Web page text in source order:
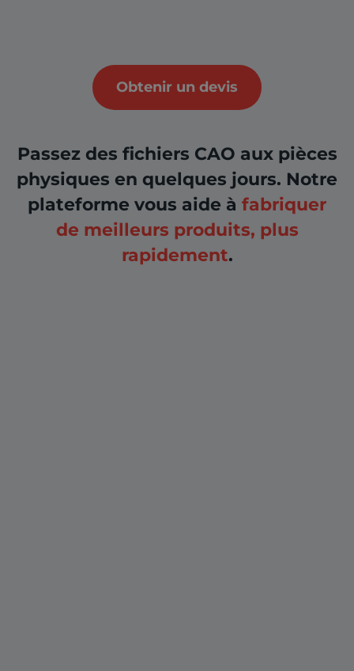
Obtenir un devis
Passez des fichiers CAO aux pièces
physiques en quelques jours. Notre
plateforme vous aide à fabriquer
de meilleurs produits, plus
rapidement.